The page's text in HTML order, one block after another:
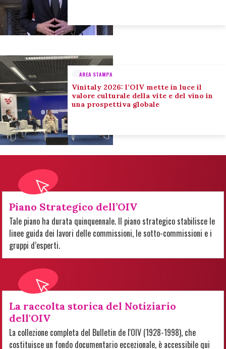
AREA STAMPA
Vinitaly 2026: l’OIV mette in luce il
valore culturale della vite e del vino in
una prospettiva globale
Piano Strategico dell’OIV
Tale piano ha durata quinquennale. Il piano strategico stabilisce le
linee guida dei lavori delle commissioni, le sotto-commissioni e i
gruppi d’esperti.
La raccolta storica del Notiziario
dell'OIV
La collezione completa del Bulletin de l'OIV (1928-1998), che
costituisce un fondo documentario eccezionale, è accessibile qui